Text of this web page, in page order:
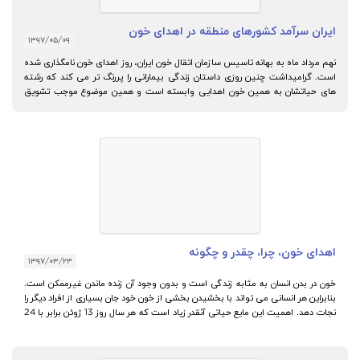
ایران سرآمد کشورهای منطقه در اهدای خون
۱۳۹۷/۰۵/۰۹
نهم مرداد ماه به بهانه تاسیس سازمان اتقال خون ایران، روز اهدای خون نامگذاری شده
است. گرامیداشت چنین روزی داستان زندگی بیمارانی را پررنگ تر می کند که رشته
های حیاتشان به همین خون اهدایی وابسته است و همین موضوع موجب تشویق
اهدای خون، چرا، چقدر و چگونه
۱۳۹۷/۰۳/۲۳
خون در بدن انسان به مثابه زندگی است و بدون وجود آن زنده ماندن غیرممکن است.
بنابراین هر انسانی می تواند با بخشیدن بخشی از خون خود جان بسیاری از افراد دیگر را
نجات دهد. اهمیت این مایع حیاتی آنقدر زیاد است که هر سال روز 13 ژوئن برابر با 24